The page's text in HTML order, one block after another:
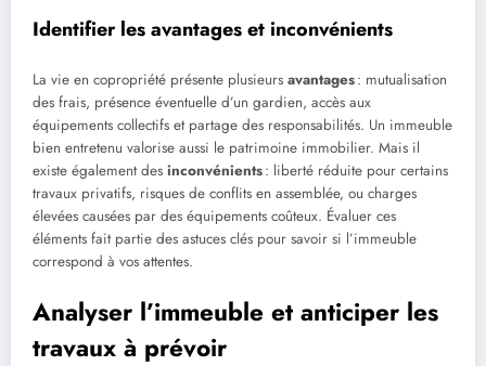
Identifier les avantages et inconvénients
La vie en copropriété présente plusieurs avantages: mutualisation
des frais, présence éventuelle d’un gardien, accès aux
équipements collectifs et partage des responsabilités. Un immeuble
bien entretenu valorise aussi le patrimoine immobilier. Mais il
existe également des inconvénients: liberté réduite pour certains
travaux privatifs, risques de conflits en assemblée, ou charges
élevées causées par des équipements coûteux. Évaluer ces
éléments fait partie des astuces clés pour savoir si l’immeuble
correspond à vos attentes.
Analyser l’immeuble et anticiper les
travaux à prévoir